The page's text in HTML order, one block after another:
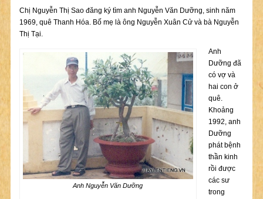
Chị Nguyễn Thị Sao đăng ký tìm anh Nguyễn Văn Dưỡng, sinh năm
1969, quê Thanh Hóa. Bố mẹ là ông Nguyễn Xuân Cử và bà Nguyễn
Thị Tại.
Anh Nguyễn Văn Dưỡng
Anh
Dưỡng đã
có vợ và
hai con ở
quê.
Khoảng
1992, anh
Dưỡng
phát bệnh
thần kinh
rồi được
các sư
trong